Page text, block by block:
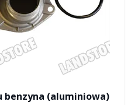
(aluminiowa)